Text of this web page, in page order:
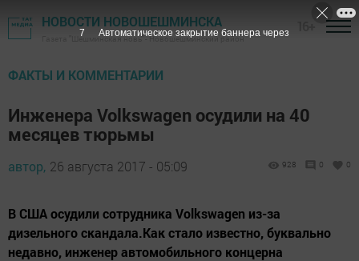
НОВОСТИ НОВОШЕШМИНСКА
Газета "Шешминская новь" - Новошешминский район
ФАКТЫ И КОММЕНТАРИИ
Инженера Volkswagen осудили на 40
месяцев тюрьмы
автор, 26 августа 2017 - 05:09 928 0 0
В США осудили сотрудника Volkswagen из-за
дизельного скандала.Как стало известно, буквально
недавно, инженер автомобильного концерна
6 Автоматическое закрытие баннера через